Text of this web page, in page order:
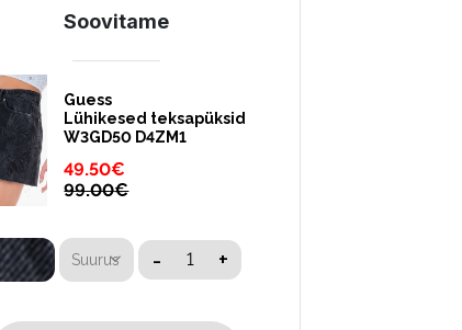
Soovitame
Guess
Lühikesed teksapüksid
W3GD50 D4ZM1
49.50€
99.00€
Suurus - +